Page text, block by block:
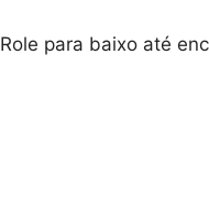
Role para baixo até